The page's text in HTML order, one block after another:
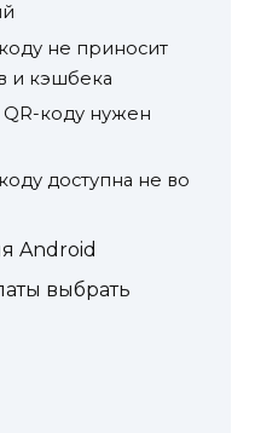
не приносит
и кэшбека
коду нужен
доступна не во
Android
выбрать